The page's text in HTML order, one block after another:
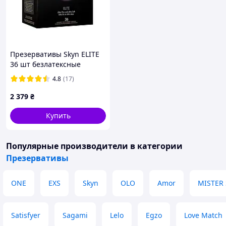
Презервативы Skyn ELITE
36 шт безлатексные
ультратонкие4.8 (17)
2 379 ₴
Купить
Популярные производители в категории
Презервативы
ONE EXS Skyn OLO Amor MISTER
Satisfyer Sagami Lelo Egzo Love Match